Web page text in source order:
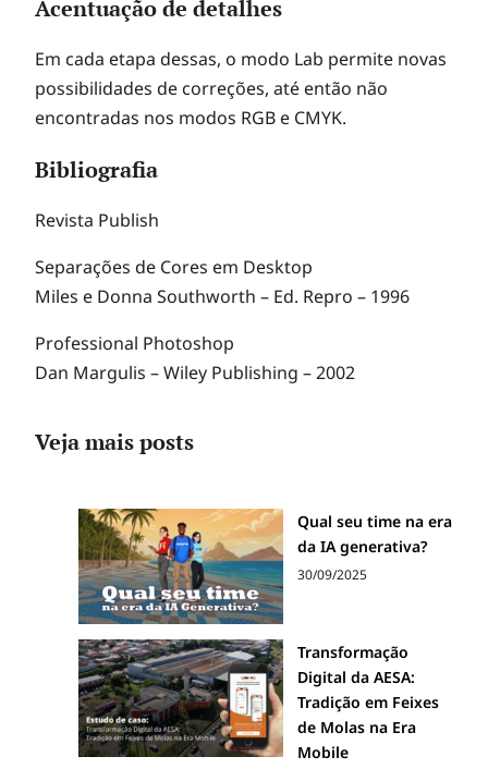
Acentuação de detalhes
Em cada etapa dessas, o modo Lab permite novas
possibilidades de correções, até então não
encontradas nos modos RGB e CMYK.
Bibliografia
Revista Publish
Separações de Cores em Desktop
Miles e Donna Southworth – Ed. Repro – 1996
Professional Photoshop
Dan Margulis – Wiley Publishing – 2002
Veja mais posts
Qual seu time na era
da IA generativa?
30/09/2025
Transformação
Digital da AESA:
Tradição em Feixes
de Molas na Era
Mobile